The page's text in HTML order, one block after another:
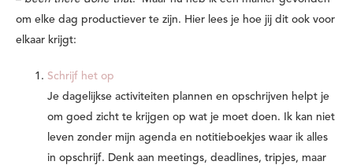
om elke dag productiever te zijn. Hier lees je hoe jij dit ook voor
elkaar krijgt:
Schrijf het op
Je dagelijkse activiteiten plannen en opschrijven helpt je
om goed zicht te krijgen op wat je moet doen. Ik kan niet
leven zonder mijn agenda en notitieboekjes waar ik alles
in opschrijf. Denk aan meetings, deadlines, tripjes, maar